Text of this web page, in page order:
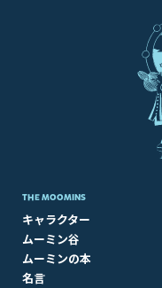
THE MOOMINS
キャラクター
ムーミン谷
ムーミンの本
名言